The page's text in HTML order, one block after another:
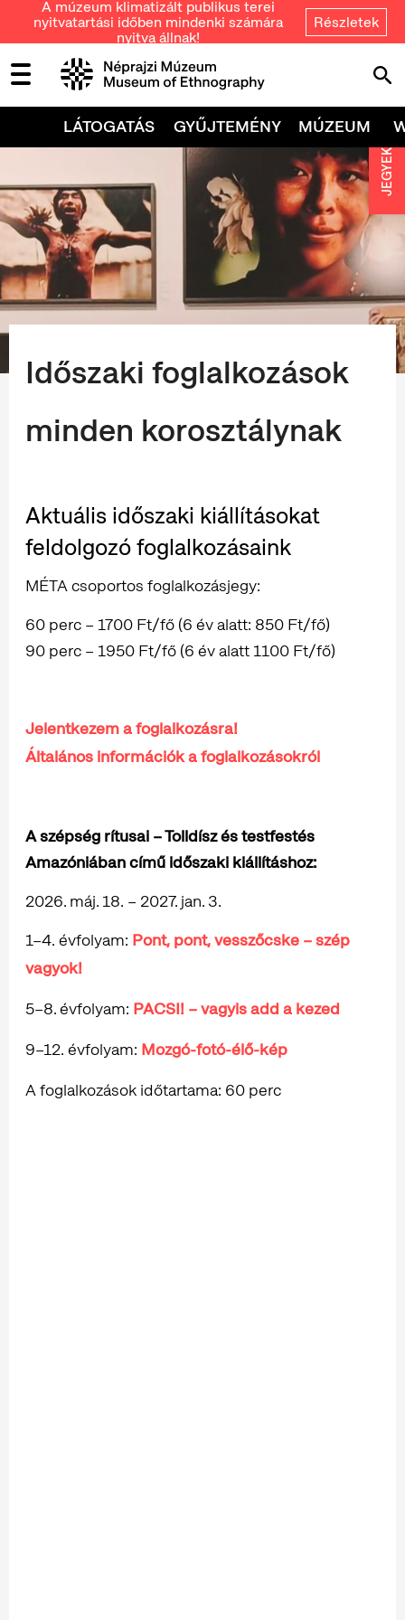
A múzeum klimatizált publikus terei
nyitvatartási időben mindenki számára
nyitva állnak!
Részletek
LÁTOGATÁS GYŰJTEMÉNY MÚZEUM
Időszaki foglalkozások
minden korosztálynak
Aktuális időszaki kiállításokat
feldolgozó foglalkozásaink
MÉTA csoportos foglalkozásjegy:
60 perc – 1700 Ft/fő (6 év alatt: 850 Ft/fő)
90 perc – 1950 Ft/fő (6 év alatt 1100 Ft/fő)
Jelentkezem a foglalkozásra!
Általános információk a foglalkozásokról
A szépség rítusai – Tolldísz és testfestés
Amazóniában című időszaki kiállításhoz:
2026. máj. 18. – 2027. jan. 3.
1–4. évfolyam: Pont, pont, vesszőcske – szép
vagyok!
5–8. évfolyam: PACSI! – vagyis add a kezed
9–12. évfolyam: Mozgó-fotó-élő-kép
A foglalkozások időtartama: 60 perc
JEGYEK